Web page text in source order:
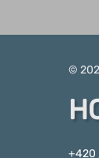
©
+420